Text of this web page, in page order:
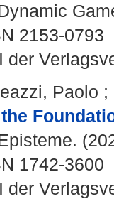
2153-0793
der
Paolo ;
1742-3600
der